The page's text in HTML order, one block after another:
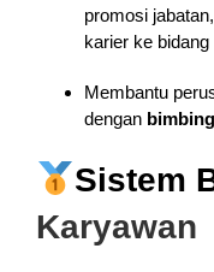
promosi
karier ke bidang
Membantu
dengan
Sistem
Karyawan